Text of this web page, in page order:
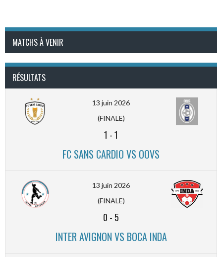
MATCHS À VENIR
RÉSULTATS
13 juin 2026
(FINALE)
1 -1
FC SANS CARDIO VS OOVS
13 juin 2026
(FINALE)
0 - 5
INTER AVIGNON VS BOCA INDA